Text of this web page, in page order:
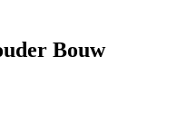
Bouw